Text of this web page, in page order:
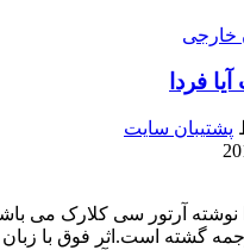
خارجی
فردا
پشتیبان سایت
نوشته آرتور سی کلارک می
گشته است.اثر فوق با